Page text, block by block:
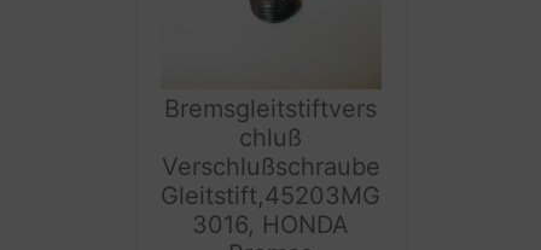
Bremsgleitstiftvers
chluß
Verschlußschraube
Gleitstift,45203MG
3016, HONDA